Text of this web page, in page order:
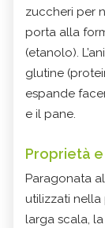
zuccheri per
porta alla
(etanolo).
glutine
espande
e il pane.
Proprietà
Paragonata
utilizzati
larga scala,